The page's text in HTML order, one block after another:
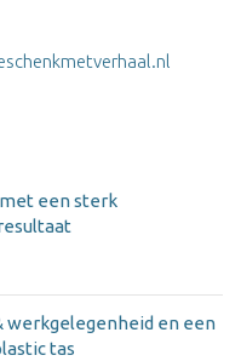
een sterk
werkgelegenheid en een
tas